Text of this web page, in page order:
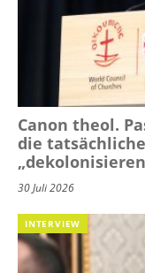
Canon theol.
die
30 Juli 2026
INTERVIEW